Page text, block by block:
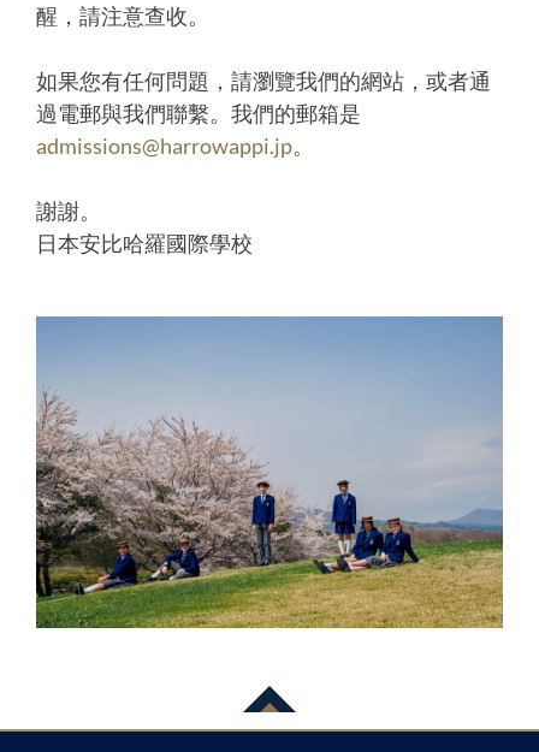
醒，請注意查收。
如果您有任何問題，請瀏覽我們的網站，或者通
過電郵與我們聯繫。我們的郵箱是
admissions@harrowappi.jp。
謝謝。
日本安比哈羅國際學校